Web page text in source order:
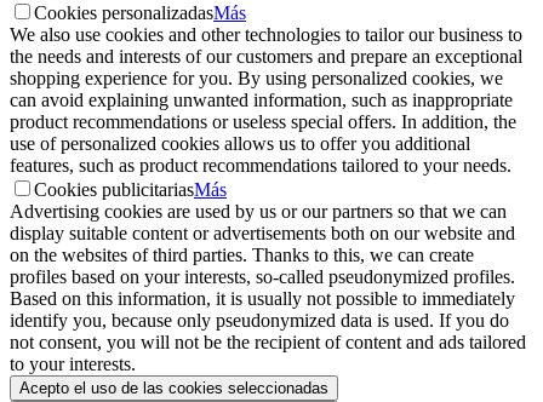
Cookies personalizadasMás
We also use cookies and other technologies to tailor our business to
the needs and interests of our customers and prepare an exceptional
shopping experience for you. By using personalized cookies, we
can avoid explaining unwanted information, such as inappropriate
product recommendations or useless special offers. In addition, the
use of personalized cookies allows us to offer you additional
features, such as product recommendations tailored to your needs.
Cookies publicitariasMás
Advertising cookies are used by us or our partners so that we can
display suitable content or advertisements both on our website and
on the websites of third parties. Thanks to this, we can create
profiles based on your interests, so-called pseudonymized profiles.
Based on this information, it is usually not possible to immediately
identify you, because only pseudonymized data is used. If you do
not consent, you will not be the recipient of content and ads tailored
to your interests.
Acepto el uso de las cookies seleccionadas